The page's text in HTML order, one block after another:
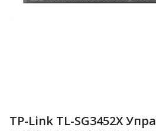
TP-Link TL-SG3452X